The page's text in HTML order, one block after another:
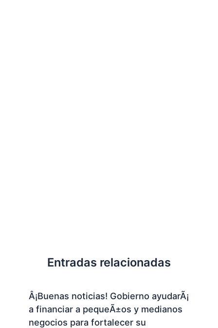
Entradas relacionadas
Â¡Buenas noticias! Gobierno ayudarÃ¡
a financiar a pequeÃ±os y medianos
negocios para fortalecer su